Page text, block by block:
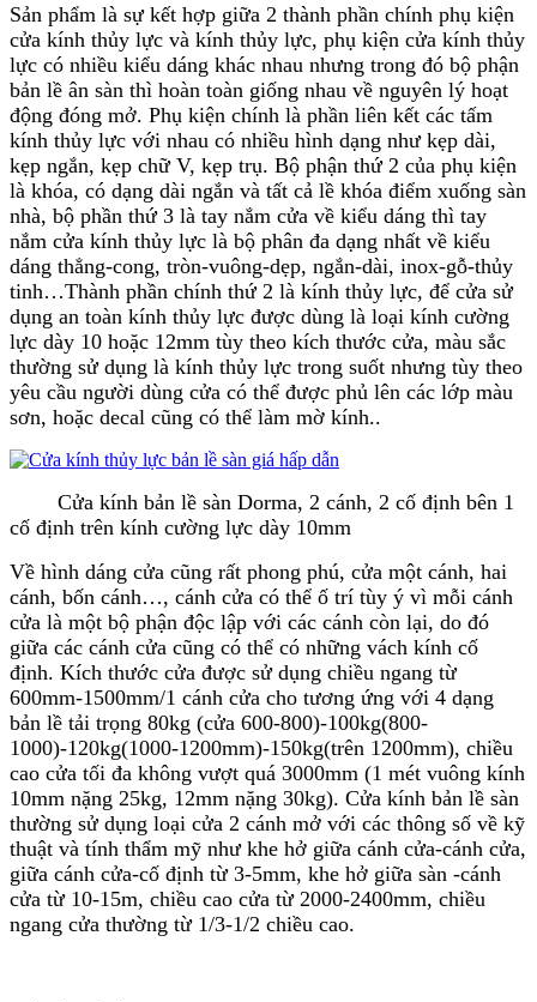
Sản phẩm là sự kết hợp giữa 2 thành phần chính phụ kiện
cửa kính thủy lực và kính thủy lực, phụ kiện cửa kính thủy
lực có nhiều kiểu dáng khác nhau nhưng trong đó bộ phận
bản lề ân sàn thì hoàn toàn giống nhau về nguyên lý hoạt
động đóng mở. Phụ kiện chính là phần liên kết các tấm
kính thủy lực với nhau có nhiều hình dạng như kẹp dài,
kẹp ngắn, kẹp chữ V, kẹp trụ. Bộ phận thứ 2 của phụ kiện
là khóa, có dạng dài ngắn và tất cả lề khóa điểm xuống sàn
nhà, bộ phần thứ 3 là tay nắm cửa về kiểu dáng thì tay
nắm cửa kính thủy lực là bộ phân đa dạng nhất về kiểu
dáng thẳng-cong, tròn-vuông-dẹp, ngắn-dài, inox-gỗ-thủy
tinh…Thành phần chính thứ 2 là kính thủy lực, để cửa sử
dụng an toàn kính thủy lực được dùng là loại kính cường
lực dày 10 hoặc 12mm tùy theo kích thước cửa, màu sắc
thường sử dụng là kính thủy lực trong suốt nhưng tùy theo
yêu cầu người dùng cửa có thể được phủ lên các lớp màu
sơn, hoặc decal cũng có thể làm mờ kính..
Cửa kính bản lề sàn Dorma, 2 cánh, 2 cố định bên 1
cố định trên kính cường lực dày 10mm
Về hình dáng cửa cũng rất phong phú, cửa một cánh, hai
cánh, bốn cánh…, cánh cửa có thể ố trí tùy ý vì mỗi cánh
cửa là một bộ phận độc lập với các cánh còn lại, do đó
giữa các cánh cửa cũng có thể có những vách kính cố
định. Kích thước cửa được sử dụng chiều ngang từ
600mm-1500mm/1 cánh cửa cho tương ứng với 4 dạng
bản lề tải trọng 80kg (cửa 600-800)-100kg(800-
1000)-120kg(1000-1200mm)-150kg(trên 1200mm), chiều
cao cửa tối đa không vượt quá 3000mm (1 mét vuông kính
10mm nặng 25kg, 12mm nặng 30kg). Cửa kính bản lề sàn
thường sử dụng loại cửa 2 cánh mở với các thông số về kỹ
thuật và tính thẩm mỹ như khe hở giữa cánh cửa-cánh cửa,
giữa cánh cửa-cố định từ 3-5mm, khe hở giữa sàn -cánh
cửa từ 10-15m, chiều cao cửa từ 2000-2400mm, chiều
ngang cửa thường từ 1/3-1/2 chiều cao.